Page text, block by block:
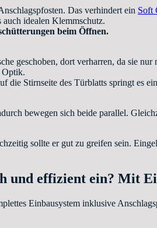
Das verhindert ein Soft
auch idealen Klemmschutz.
beim Öffnen.
geschoben, dort verharren, da sie
Optik.
die Stirnseite des Türblatts springt es
bewegen sich beide parallel.
sollte er gut zu greifen sein.
und effizient ein? Mit
Einbausystem inklusive